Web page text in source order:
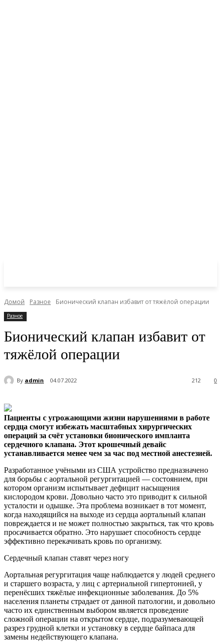
Домой Разное Бионический клапан избавит от тяжёлой операции
Разное
Бионический клапан избавит от
тяжёлой операции
By admin 04.07.2022 0
212
Пациенты с угрожающими жизни нарушениями в работе
сердца смогут избежать масштабных хирургических
операций за счёт установки бионического импланта
сердечного клапана. Этот крошечный девайс
устанавливается менее чем за час под местной анестезией.
Разработанное учёными из США устройство предназначено
для борьбы с аортальной регургитацией — состоянием, при
котором организм испытывает дефицит насыщения
кислородом крови. Довольно часто это приводит к сильной
усталости и одышке. Эта проблема возникает в тот момент,
когда находящийся на выходе из сердца аортальный клапан
повреждается и не может полностью закрыться, так что кровь
просачивается обратно. Это нарушает способность сердце
эффективно перекачивать кровь по организму.
Сердечный клапан ставят через ногу
Аортальная регургитация чаще наблюдается у людей среднего
и старшего возраста, у лиц с артериальной гипертонией, у
перенёсших тяжёлые инфекционные заболевания. До 5%
населения планеты страдает от данной патологии, и довольно
часто их единственным выбором является проведение
сложной операции на открытом сердце, подразумевающей
разрез грудной клетки и установку в сердце байпаса для
замены недействующего клапана.